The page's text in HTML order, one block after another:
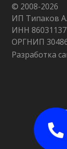
© 2008-2026
ИП Типаков
ИНН
ОРГНИП
Разработка